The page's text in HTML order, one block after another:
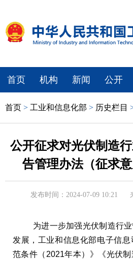
首页 机构 新闻 公开
首页 > 工业和信息化部 > 历史栏目
公开征求对光伏制造
告管理办法（征求
发布时间：2024-07-09 10:21
为进一步加强光伏制造行
发展，工业和信息化部电子信
范条件（2021年本）》《光伏